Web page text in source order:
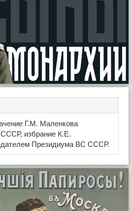
Г.М. Маленкова
избрание К.Е.
Президиума ВС СССР.